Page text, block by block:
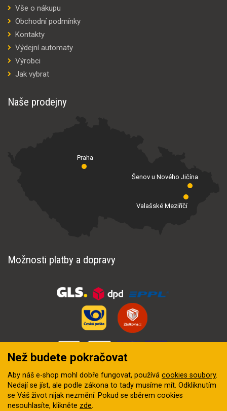
Vše o nákupu
Obchodní podmínky
Kontakty
Výdejní automaty
Výrobci
Jak vybrat
Naše prodejny
Praha
Valašské Meziříčí
Šenov u Nového Jičína
Možnosti platby a dopravy
Než budete pokračovat
Aby náš e-shop mohl dobře fungovat, používá cookies soubory.
Nedají se jíst, ale podle zákona to tady musíme mít. Odkliknutím
se Váš život nijak nezmění. Pokud se sběrem cookies
nesouhlasíte, klikněte zde.